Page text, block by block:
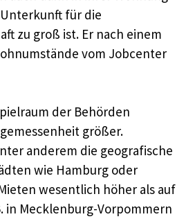
für die
zu groß ist. Er nach einem
vom Jobcenter
der Behörden
größer.
anderem die geografische
wie Hamburg oder
wesentlich höher als auf
in Mecklenburg-Vorpommern